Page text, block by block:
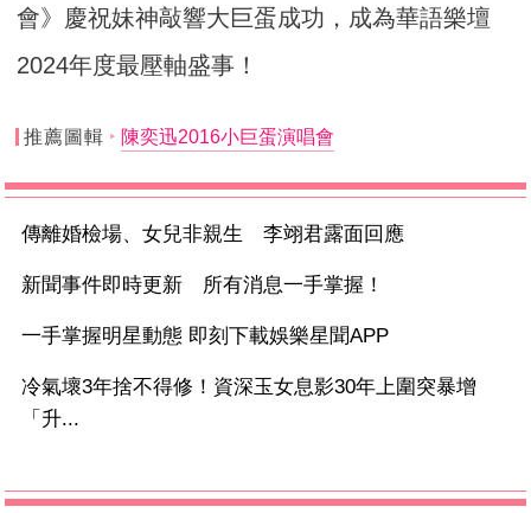
會》慶祝妹神敲響大巨蛋成功，成為華語樂壇
2024年度最壓軸盛事！
推薦圖輯 陳奕迅2016小巨蛋演唱會
傳離婚檢場、女兒非親生 李翊君露面回應
新聞事件即時更新 所有消息一手掌握！
一手掌握明星動態 即刻下載娛樂星聞APP
冷氣壞3年捨不得修！資深玉女息影30年上圍突暴增
「升...